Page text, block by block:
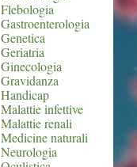
Flebologia
Gastroenterologia
Genetica
Geriatria
Ginecologia
Gravidanza
Handicap
Malattie infettive
Malattie renali
Medicine naturali
Neurologia